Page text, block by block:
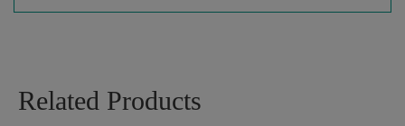
Related Products